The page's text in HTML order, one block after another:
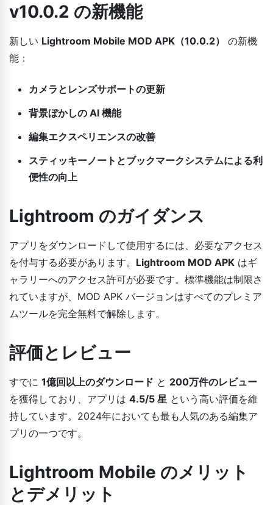
v10.0.2 の新機能
新しい Lightroom Mobile MOD APK（10.0.2）
の新機
能：
カメラとレンズサポートの更新
背景ぼかしの AI 機能
編集エクスペリエンスの改善
スティッキーノートとブックマークシステムによる利
便性の向上
Lightroom のガイダンス
アプリをダウンロードして使用するには、必要なアクセス
を付与する必要があります。 Lightroom MOD APK はギ
ャラリーへのアクセス許可が必要です。標準機能は制限さ
れていますが、MOD APK バージョンはすべてのプレミア
ムツールを完全無料で解除します。
評価とレビュー
すでに 1億回以上のダウンロード と 200万件のレビュー
を獲得しており、アプリは 4.5/5 星 という高い評価を維
持しています。2024年においても最も人気のある編集ア
プリの一つです。
Lightroom Mobile のメリット
とデメリット